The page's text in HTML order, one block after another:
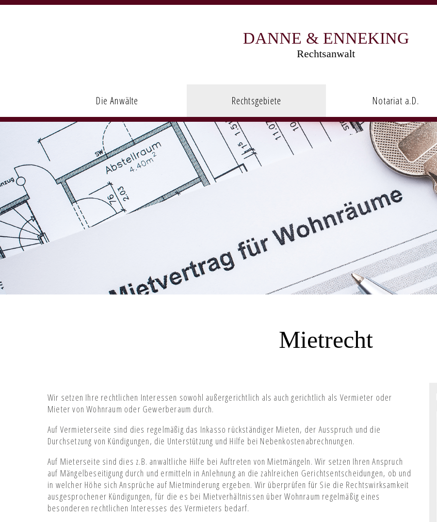
DANNE & ENNEKING
Rechtsanwalt
Die Anwälte Rechtsgebiete Notariat a.D.
Mietrecht
Wir setzen Ihre rechtlichen Interessen sowohl außergerichtlich als auch gerichtlich als Vermieter oder
Mieter von Wohnraum oder Gewerberaum durch.
Auf Vermieterseite sind dies regelmäßig das Inkasso rückständiger Mieten, der Ausspruch und die
Durchsetzung von Kündigungen, die Unterstützung und Hilfe bei Nebenkostenabrechnungen.
Auf Mieterseite sind dies z.B. anwaltliche Hilfe bei Auftreten von Mietmängeln. Wir setzen Ihren Anspruch
auf Mängelbeseitigung durch und ermitteln in Anlehnung an die zahlreichen Gerichtsentscheidungen, ob und
in welcher Höhe sich Ansprüche auf Mietminderung ergeben. Wir überprüfen für Sie die Rechtswirksamkeit
ausgesprochener Kündigungen, für die es bei Mietverhältnissen über Wohnraum regelmäßig eines
besonderen rechtlichen Interesses des Vermieters bedarf.